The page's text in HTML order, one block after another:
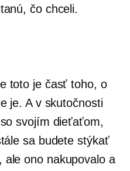
čo chceli.
toto je časť toho, o
je. A v skutočnosti
svojím dieťaťom,
sa budete stýkať
ono nakupovalo a